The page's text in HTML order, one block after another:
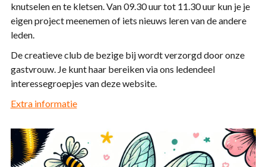
knutselen en te kletsen. Van 09.30 uur tot 11.30 uur kun je je
eigen project meenemen of iets nieuws leren van de andere
leden.
De creatieve club de bezige bij wordt verzorgd door onze
gastvrouw. Je kunt haar bereiken via ons ledendeel
interessegroepjes van deze website.
Extra informatie